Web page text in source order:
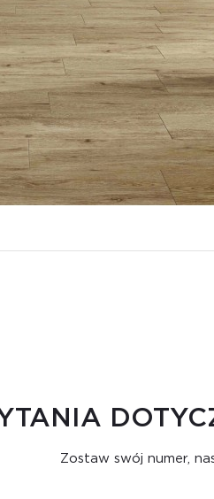
Zostaw swój numer,